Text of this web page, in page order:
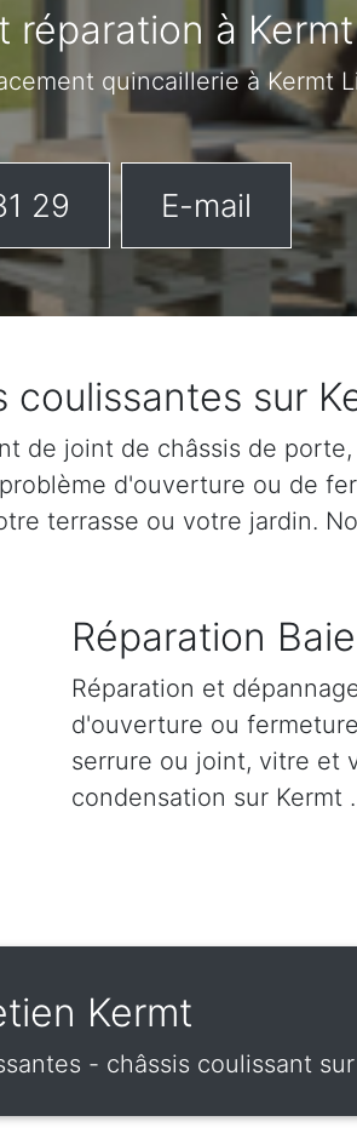
réparation à Kermt
quincaillerie à Kermt
29 E-mail
sur
de joint de châssis de
d'ouverture ou de
terrasse ou votre jardin.
Réparation
Réparation et
d'ouverture ou
serrure ou joint, vitre et
condensation sur Kermt .
Kermt
- châssis coulissant